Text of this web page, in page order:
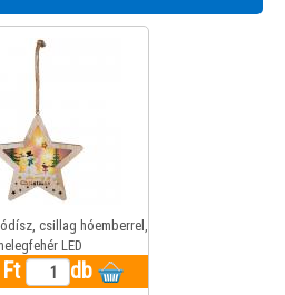
csillag hóemberrel,
LED
db